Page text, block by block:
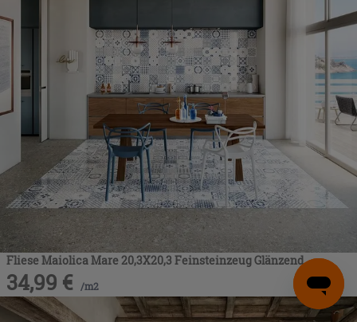
Fliese Maiolica Mare 20,3X20,3 Feinsteinzeug Glänzend
34,99 € /m2